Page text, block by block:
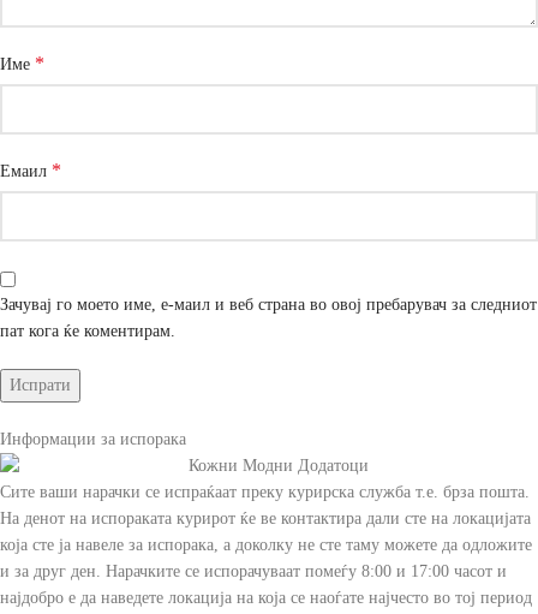
Име *
Емаил *
Зачувај го моето име, е-маил и веб страна во овој пребарувач за следниот
пат кога ќе коментирам.
Информации за испорака
Сите ваши нарачки се испраќаат преку курирска служба т.е. брза пошта.
На денот на испораката курирот ќе ве контактира дали сте на локацијата
која сте ја навеле за испорака, а доколку не сте таму можете да одложите
и за друг ден. Нарачките се испорачуваат помеѓу 8:00 и 17:00 часот и
најдобро е да наведете локација на која се наоѓате најчесто во тој период